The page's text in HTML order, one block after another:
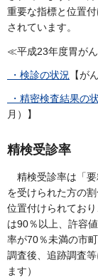
重要な指標と位置
されています。
≪平成23年度胃が
・検診の状況 【が
・精密検査結果の
月）】
精検受診率
精検受診率は「要
を受けられた方の
位置付けられてお
は90％以上、許容
率が70％未満の市
調査後、追跡調査
ます）